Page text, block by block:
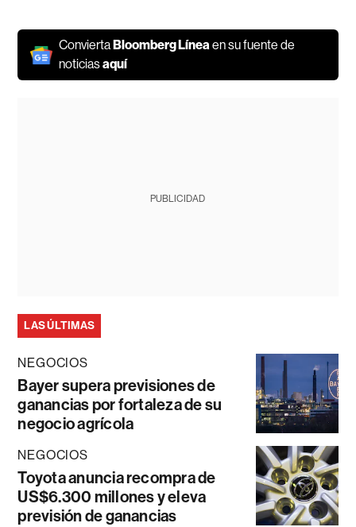
ConviertaBloomberg Líneaen su fuente de
noticiasaquí
PUBLICIDAD
LAS ÚLTIMAS
NEGOCIOS
Bayer supera previsiones de
ganancias por fortaleza de su
negocio agrícola
NEGOCIOS
Toyota anuncia recompra de
US$6.300 millones y eleva
previsión de ganancias